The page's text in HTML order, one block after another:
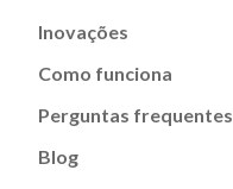
Inovações
Como funciona
Perguntas frequentes
Blog